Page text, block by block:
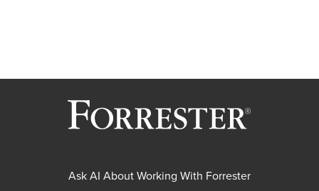
Ask AI About Working With Forrester